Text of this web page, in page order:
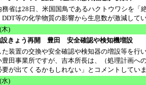
省は28日、米国国鳥であるハクトウワシを「
DDT等の化学物質の影響から生息数が激減し
木)
設きょう再開 豊田 安全確認や検知機増設
装置の交換や安全確認や検知器の増設等を行
豊田事業所ですが、吉本所長は、（処理計画へ
要が出てくるかもしれない」とコメントしてい
水)